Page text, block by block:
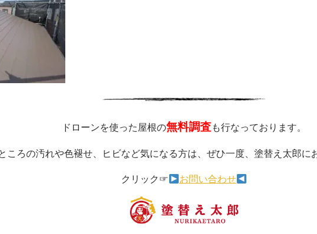
ドローンを使った屋根の無料調査も行なっております。
ころの汚れや色褪せ、ヒビなど気になる方は、ぜひ一度、塗替え太郎に
クリック☞ お問い合わせ